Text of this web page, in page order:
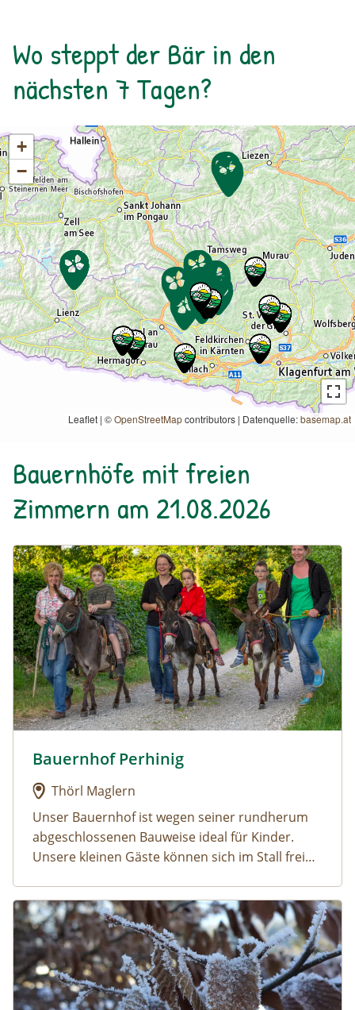
Wo steppt der Bär in den
nächsten 7 Tagen?
+
−
Leaflet | ©OpenStreetMapcontributors | Datenquelle:basemap.at
Bauernhöfe mit freien
Zimmern am 21.08.2026
Urlaub am Bauernhof: Bauernhof Perhinig
Urlaub am Bauernhof: Bauernhof Perhinig
Bauernhof Perhinig
Thörl Maglern
Unser Bauernhof ist wegen seiner rundherum
abgeschlossenen Bauweise ideal für Kinder.
Unsere kleinen Gäste können sich im Stall frei
Zwerghühner anfassen und liebhaben. Ein
Kinderspielplatz, die Liegewiese, der gemütliche
Sitzgarten und der Grillplatz laden Sie zu Spiel
und Spaß ein.
Urlaub am Bauernhof: Holzblockhäuser Fam. Schabus